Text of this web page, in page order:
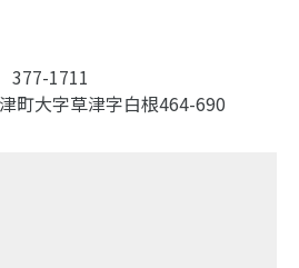
377-1711
町大字草津字白根464-690